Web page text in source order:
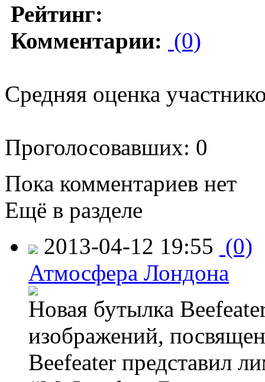
Рейтинг:
Комментарии: (0)
Средняя оценка
Проголосовавших: 0
Пока комментариев нет
Ещё в разделе
2013-04-12 19:55 (0)
Атмосфера Лондона
Новая бутылка
изображений,
Beefeater представил